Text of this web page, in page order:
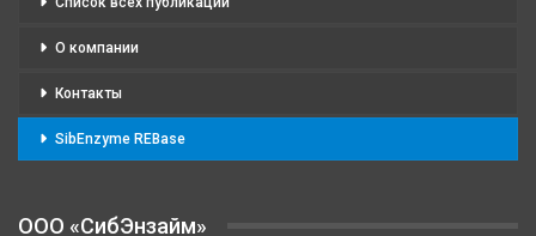
О компании
Контакты
SibEnzyme REBase
OOO «СибЭнзайм»